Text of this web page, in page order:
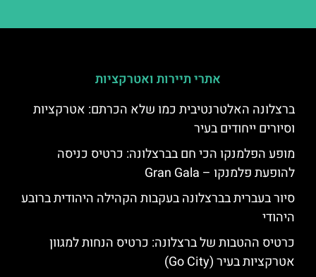
אתרי תיירות ואטרקציות
ברצלונה האלטרנטיבית כמו שלא הכרתם: אטרקציות
וסיורים ייחודים בעיר
מופע הפלמנקו הכי חם בברצלונה: כרטיס כניסה
להופעת פלמנקו – Gran Gala
סיור בעברית בברצלונה בעקבות הקהילה היהודית ברובע
היהודי
כרטיס ההטבות של ברצלונה: כרטיס הנחות למגוון
אטרקציות בעיר (Go City)